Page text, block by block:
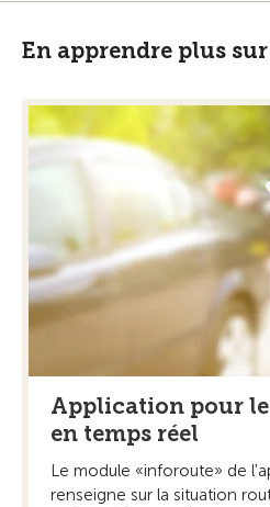
En apprendre plus
Application pour
en temps réel
Le module «inforoute» de
renseigne sur la situation